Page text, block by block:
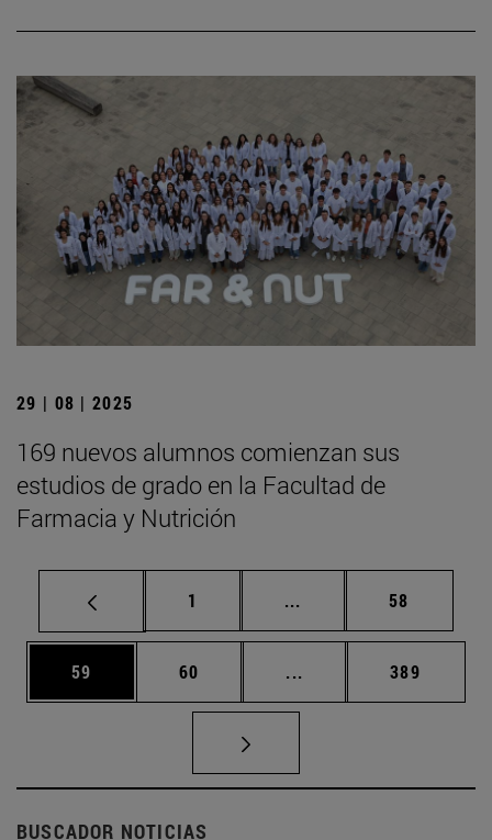
29 | 08 | 2025
169 nuevos alumnos comienzan sus
estudios de grado en la Facultad de
Farmacia y Nutrición
Página
1 ... Páginas intermedias
Página
58
Página
59 Página
60 ... Páginas intermedias
Página
389
BUSCADOR NOTICIAS